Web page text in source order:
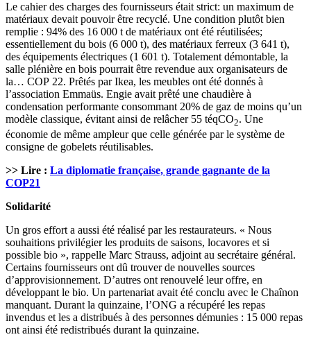
Le cahier des charges des fournisseurs était strict: un maximum de
matériaux devait pouvoir être recyclé. Une condition plutôt bien
remplie : 94% des 16 000 t de matériaux ont été réutilisées;
essentiellement du bois (6 000 t), des matériaux ferreux (3 641 t),
des équipements électriques (1 601 t). Totalement démontable, la
salle plénière en bois pourrait être revendue aux organisateurs de
la… COP 22. Prêtés par Ikea, les meubles ont été donnés à
l’association Emmaüs. Engie avait prêté une chaudière à
condensation performante consommant 20% de gaz de moins qu’un
modèle classique, évitant ainsi de relâcher 55 téqCO2. Une
économie de même ampleur que celle générée par le système de
consigne de gobelets réutilisables.
>> Lire : La diplomatie française, grande gagnante de la
COP21
Solidarité
Un gros effort a aussi été réalisé par les restaurateurs. « Nous
souhaitions privilégier les produits de saisons, locavores et si
possible bio », rappelle Marc Strauss, adjoint au secrétaire général.
Certains fournisseurs ont dû trouver de nouvelles sources
d’approvisionnement. D’autres ont renouvelé leur offre, en
développant le bio. Un partenariat avait été conclu avec le Chaînon
manquant. Durant la quinzaine, l’ONG a récupéré les repas
invendus et les a distribués à des personnes démunies : 15 000 repas
ont ainsi été redistribués durant la quinzaine.